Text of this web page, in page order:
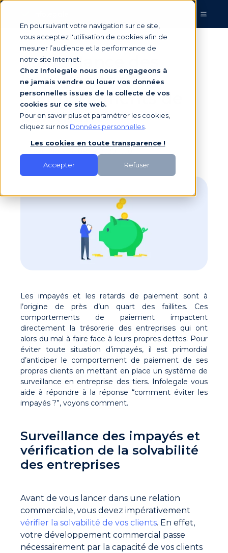
En poursuivant votre navigation sur ce site,
vous acceptez l'utilisation de cookies afin de
mesurer l’audience et la performance de
notre site Internet.
Chez Infolegale nous nous engageons à
ne jamais vendre ou louer vos données
personnelles issues de la collecte de vos
cookies sur ce site web.
Pour en savoir plus et paramétrer les cookies,
cliquez sur nos Données personnelles
Les cookies en toute transparence !
Accepter Refuser
Surveillance des
impayés et des
comportements de
paiement
Les impayés et les retards de paiement sont à
l’origine de près d’un quart des faillites. Ces
comportements de paiement impactent
directement la trésorerie des entreprises qui ont
alors du mal à faire face à leurs propres dettes. Pour
éviter toute situation d’impayés, il est primordial
d’anticiper le comportement de paiement de ses
propres clients en mettant en place un système de
surveillance en entreprise des tiers. Infolegale vous
aide à répondre à la réponse “comment éviter les
impayés ?”, voyons comment.
Surveillance des impayés et
vérification de la solvabilité
des entreprises
Avant de vous lancer dans une relation
commerciale, vous devez impérativement
vérifier la solvabilité de vos clients. En effet,
votre développement commercial passe
nécessairement par la capacité de vos clients